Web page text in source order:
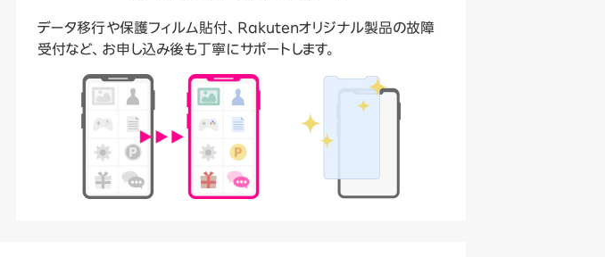
データ移行や保護フィルム貼付、Rakutenオリジナル製品の故障
受付など、お申し込み後も丁寧にサポートします。